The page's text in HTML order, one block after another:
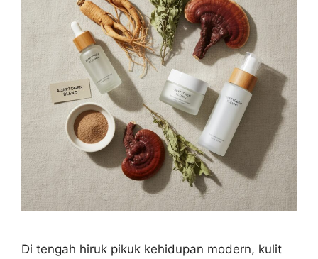
Di tengah hiruk pikuk kehidupan modern, kulit